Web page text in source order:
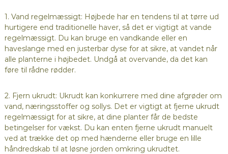
1. Vand regelmæssigt: Højbede har en tendens til at tørre ud
hurtigere end traditionelle haver, så det er vigtigt at vande
regelmæssigt. Du kan bruge en vandkande eller en
haveslange med en justerbar dyse for at sikre, at vandet når
alle planterne i højbedet. Undgå at overvande, da det kan
føre til rådne rødder.
2. Fjern ukrudt: Ukrudt kan konkurrere med dine afgrøder om
vand, næringsstoffer og sollys. Det er vigtigt at fjerne ukrudt
regelmæssigt for at sikre, at dine planter får de bedste
betingelser for vækst. Du kan enten fjerne ukrudt manuelt
ved at trække det op med hænderne eller bruge en lille
håndredskab til at løsne jorden omkring ukrudtet.